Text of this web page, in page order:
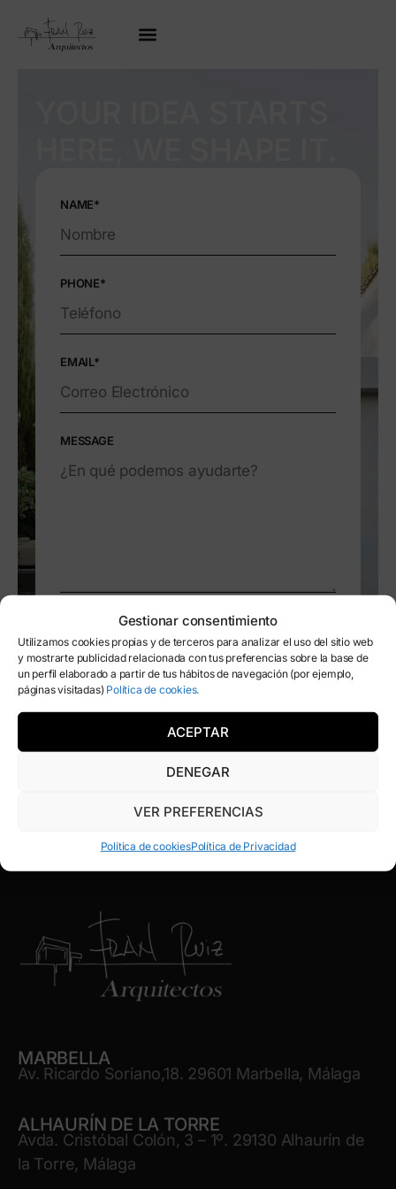
Gestionar consentimiento
Utilizamos cookies propias y de terceros para analizar el uso del sitio web
y mostrarte publicidad relacionada con tus preferencias sobre la base de
un perfil elaborado a partir de tus hábitos de navegación (por ejemplo,
páginas visitadas) Política de cookies.
ACEPTAR
DENEGAR
VER PREFERENCIAS
Política de cookiesPolítica de Privacidad
NAME*
PHONE*
EMAIL*
MESSAGE
I have read and agree to this website's
Privacy Policy.
MARBELLA
Av. Ricardo Soriano,18. 29601 Marbella, Málaga
ALHAURÍN DE LA TORRE
Avda. Cristóbal Colón, 3 – 1º. 29130 Alhaurín de
la Torre, Málaga